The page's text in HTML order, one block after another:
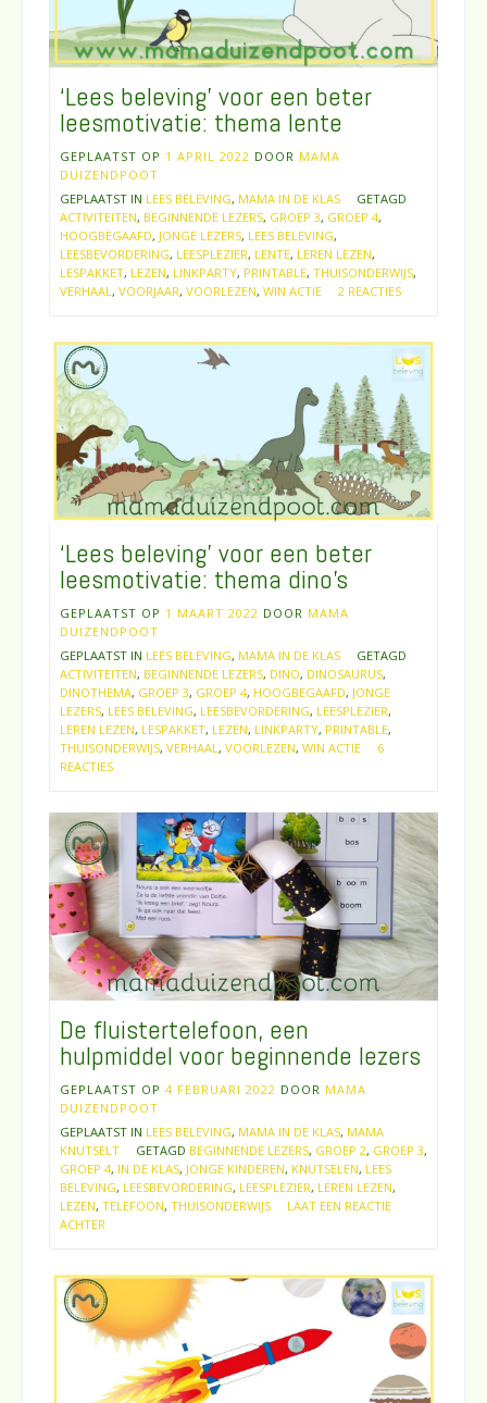
‘Lees beleving’ voor een beter
leesmotivatie: thema lente
GEPLAATST OP 1 APRIL 2022 DOOR MAMA
DUIZENDPOOT
GEPLAATST IN LEES BELEVING, MAMA IN DE KLAS
GETAGD
ACTIVITEITEN, BEGINNENDE LEZERS, GROEP 3, GROEP 4,
HOOGBEGAAFD, JONGE LEZERS, LEES BELEVING,
LEESBEVORDERING, LEESPLEZIER, LENTE, LEREN LEZEN,
LESPAKKET, LEZEN, LINKPARTY, PRINTABLE, THUISONDERWIJS,
VERHAAL , VOORJAAR, VOORLEZEN, WIN ACTIE 2 REACTIES
‘Lees beleving’ voor een beter
leesmotivatie: thema dino’s
GEPLAATST OP 1 MAART 2022 DOOR MAMA
DUIZENDPOOT
GEPLAATST IN LEES BELEVING, MAMA IN DE KLAS
GETAGD
ACTIVITEITEN, BEGINNENDE LEZERS, DINO, DINOSAURUS,
DINOTHEMA, GROEP 3, GROEP 4, HOOGBEGAAFD, JONGE
LEZERS, LEES BELEVING, LEESBEVORDERING, LEESPLEZIER,
LEREN LEZEN, LESPAKKET, LEZEN, LINKPARTY, PRINTABLE,
THUISONDERWIJS, VERHAAL, VOORLEZEN, WIN ACTIE
6
REACTIES
De fluistertelefoon, een
hulpmiddel voor beginnende lezers
GEPLAATST OP 4 FEBRUARI 2022 DOOR MAMA
DUIZENDPOOT
GEPLAATST IN LEES BELEVING, MAMA IN DE KLAS, MAMA
KNUTSELT
GETAGD BEGINNENDE LEZERS, GROEP 2, GROEP 3,
GROEP 4, IN DE KLAS, JONGE KINDEREN, KNUTSELEN, LEES
BELEVING, LEESBEVORDERING, LEESPLEZIER, LEREN LEZEN,
LEZEN, TELEFOON, THUISONDERWIJS
LAAT EEN REACTIE
ACHTER